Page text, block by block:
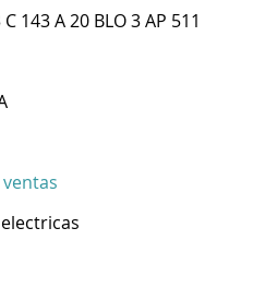
C 143 A 20 BLO 3 AP 511